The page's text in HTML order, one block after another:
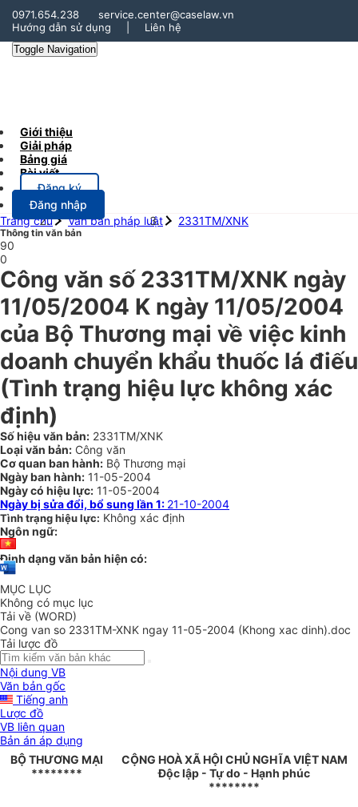
0971.654.238
service.center@caselaw.vn
Hướng dẫn sử dụng
Liên hệ
Toggle Navigation
Giới thiệu
Giải pháp
Bảng giá
Bài viết
Đăng ký
Đăng nhập
Trang chủ
Văn bản pháp luật 2331TM/XNK
Thông tin văn bản
90
0
Công văn số 2331TM/XNK ngày
11/05/2004 K ngày 11/05/2004
của Bộ Thương mại về việc kinh
doanh chuyển khẩu thuốc lá điếu
(Tình trạng hiệu lực không xác
định)
Số hiệu văn bản: 2331TM/XNK
Loại văn bản: Công văn
Cơ quan ban hành: Bộ Thương mại
Ngày ban hành: 11-05-2004
Ngày có hiệu lực: 11-05-2004
Ngày bị sửa đổi, bổ sung lần 1: 21-10-2004
Tình trạng hiệu lực: Không xác định
Ngôn ngữ:
Định dạng văn bản hiện có:
MỤC LỤC
Không có mục lục
Tải về (WORD)
Cong van so 2331TM-XNK ngay 11-05-2004 (Khong xac dinh).doc
Tải lược đồ
Nội dung VB
Văn bản gốc
Tiếng anh
Lược đồ
VB liên quan
Bản án áp dụng
BỘ THƯƠNG MẠI
********
CỘNG HOÀ XÃ HỘI CHỦ NGHĨA VIỆT NAM
Độc lập - Tự do - Hạnh phúc
********